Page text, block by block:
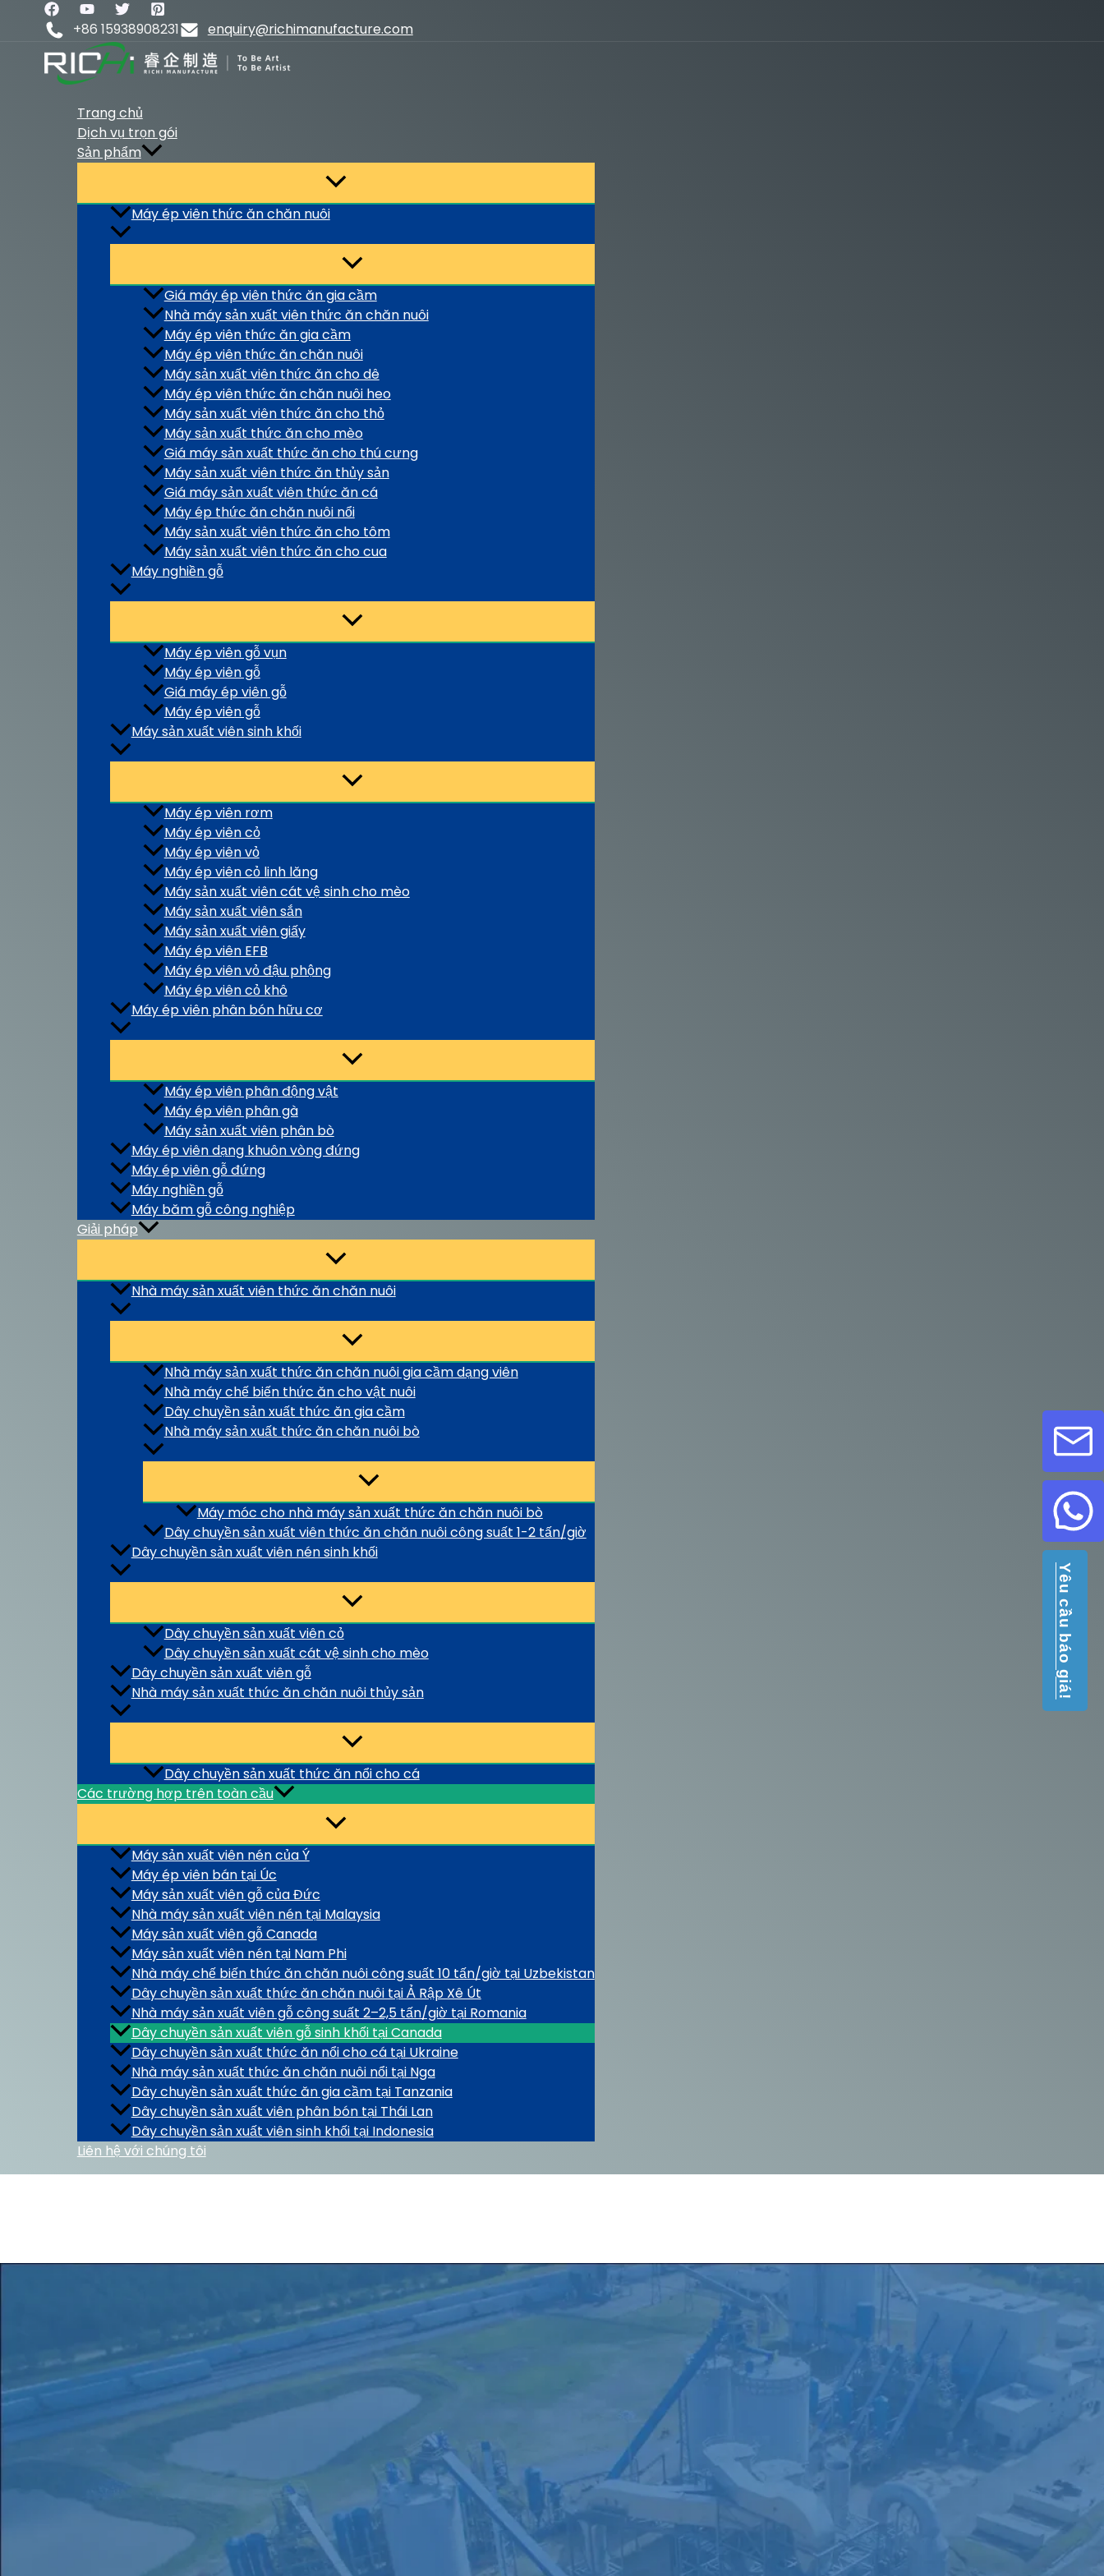
+86 15938908231 enquiry@richimanufacture.com
Trang chủ
Dịch vụ trọn gói
Sản phẩm
Máy ép viên thức ăn chăn nuôi
Giá máy ép viên thức ăn gia cầm
Nhà máy sản xuất viên thức ăn chăn nuôi
Máy ép viên thức ăn gia cầm
Máy ép viên thức ăn chăn nuôi
Máy sản xuất viên thức ăn cho dê
Máy ép viên thức ăn chăn nuôi heo
Máy sản xuất viên thức ăn cho thỏ
Máy sản xuất thức ăn cho mèo
Giá máy sản xuất thức ăn cho thú cưng
Máy sản xuất viên thức ăn thủy sản
Giá máy sản xuất viên thức ăn cá
Máy ép thức ăn chăn nuôi nổi
Máy sản xuất viên thức ăn cho tôm
Máy sản xuất viên thức ăn cho cua
Máy nghiền gỗ
Máy ép viên gỗ vụn
Máy ép viên gỗ
Giá máy ép viên gỗ
Máy ép viên gỗ
Máy sản xuất viên sinh khối
Máy ép viên rơm
Máy ép viên cỏ
Máy ép viên vỏ
Máy ép viên cỏ linh lăng
Máy sản xuất viên cát vệ sinh cho mèo
Máy sản xuất viên sắn
Máy sản xuất viên giấy
Máy ép viên EFB
Máy ép viên vỏ đậu phộng
Máy ép viên cỏ khô
Máy ép viên phân bón hữu cơ
Máy ép viên phân động vật
Máy ép viên phân gà
Máy sản xuất viên phân bò
Máy ép viên dạng khuôn vòng đứng
Máy ép viên gỗ đứng
Máy nghiền gỗ
Máy băm gỗ công nghiệp
Giải pháp
Nhà máy sản xuất viên thức ăn chăn nuôi
Nhà máy sản xuất thức ăn chăn nuôi gia cầm dạng viên
Nhà máy chế biến thức ăn cho vật nuôi
Dây chuyền sản xuất thức ăn gia cầm
Nhà máy sản xuất thức ăn chăn nuôi bò
Máy móc cho nhà máy sản xuất thức ăn chăn nuôi bò
Dây chuyền sản xuất viên thức ăn chăn nuôi công suất 1-2 tấn/giờ
Dây chuyền sản xuất viên nén sinh khối
Dây chuyền sản xuất viên cỏ
Dây chuyền sản xuất cát vệ sinh cho mèo
Dây chuyền sản xuất viên gỗ
Nhà máy sản xuất thức ăn chăn nuôi thủy sản
Dây chuyền sản xuất thức ăn nổi cho cá
Các trường hợp trên toàn cầu
Máy sản xuất viên nén của Ý
Máy ép viên bán tại Úc
Máy sản xuất viên gỗ của Đức
Nhà máy sản xuất viên nén tại Malaysia
Máy sản xuất viên gỗ Canada
Máy sản xuất viên nén tại Nam Phi
Nhà máy chế biến thức ăn chăn nuôi công suất 10 tấn/giờ tại Uzbekistan
Dây chuyền sản xuất thức ăn chăn nuôi tại Ả Rập Xê Út
Nhà máy sản xuất viên gỗ công suất 2–2,5 tấn/giờ tại Romania
Dây chuyền sản xuất viên gỗ sinh khối tại Canada
Dây chuyền sản xuất thức ăn nổi cho cá tại Ukraine
Nhà máy sản xuất thức ăn chăn nuôi nổi tại Nga
Dây chuyền sản xuất thức ăn gia cầm tại Tanzania
Dây chuyền sản xuất viên phân bón tại Thái Lan
Dây chuyền sản xuất viên sinh khối tại Indonesia
Liên hệ với chúng tôi
Yêu cầu báo giá!